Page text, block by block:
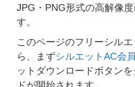
JPG・PNG形式の高解像
す。
このページのフリーシル
ら、まずシルエットAC会
ットダウンロードボタン